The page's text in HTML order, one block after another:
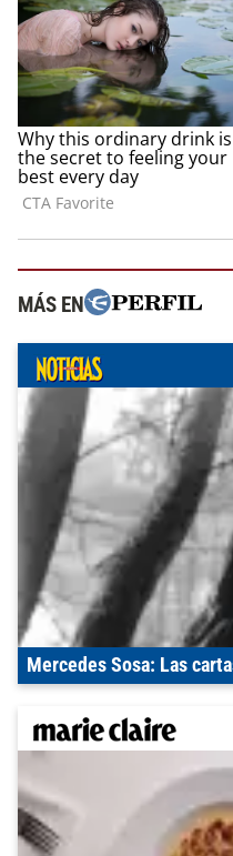
MÁS EN
Mercedes Sosa: Las